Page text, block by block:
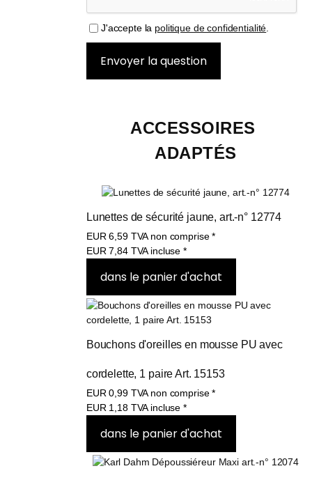
J'accepte la politique de confidentialité.
ACCESSOIRES
ADAPTÉS
Lunettes de sécurité jaune, art.-n° 12774
EUR6,59 TVA non comprise *
EUR7,84 TVA incluse *
Bouchons d'oreilles en mousse PU avec
cordelette, 1 paire Art. 15153
EUR0,99 TVA non comprise *
EUR 1,18 TVA incluse *